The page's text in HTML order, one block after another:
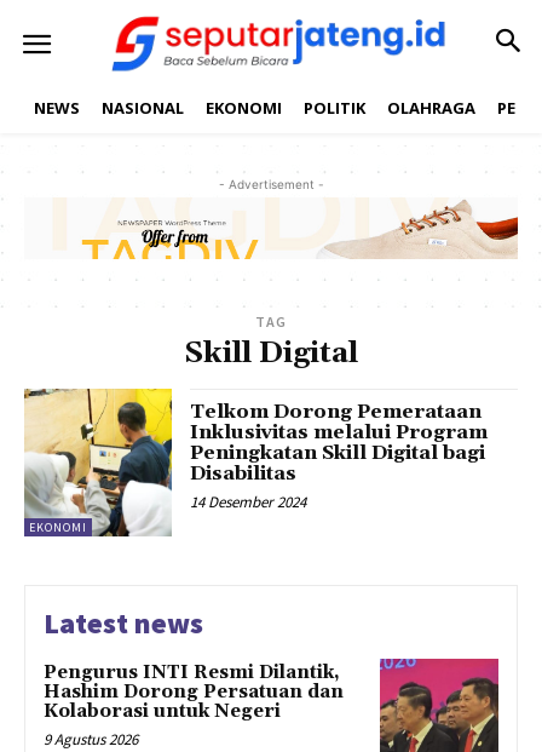
NEWS NASIONAL EKONOMI POLITIK OLAHRAGA
- Advertisement -
TAG
Skill Digital
EKONOMI
Telkom Dorong Pemerataan
Inklusivitas melalui Program
Peningkatan Skill Digital bagi
Disabilitas
14 Desember 2024
Latest news
Pengurus INTI Resmi Dilantik,
Hashim Dorong Persatuan dan
Kolaborasi untuk Negeri
9 Agustus 2026